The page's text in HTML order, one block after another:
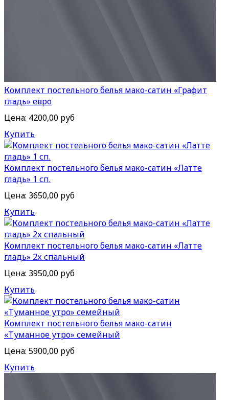
Комплект постельного белья мако-сатин «Графит
гладь» евро
Цена: 4200,00 руб
Купить
Комплект постельного белья мако-сатин «Латте
гладь» 1 сп.
Цена: 3650,00 руб
Купить
Комплект постельного белья мако-сатин «Латте
гладь» 2х спальный
Цена: 3950,00 руб
Купить
Комплект постельного белья мако-сатин
«Туманное утро» семейный
Цена: 5900,00 руб
Купить